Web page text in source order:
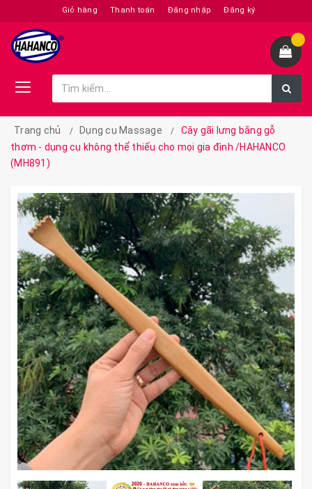
Giỏ hàng Thanh toán Đăng nhập Đăng ký
Trang chủ Dụng cụ Massage
Cây gãi lưng bằng gỗ
thơm - dụng cụ không thể thiếu cho mọi gia đình /HAHANCO
(MH891)